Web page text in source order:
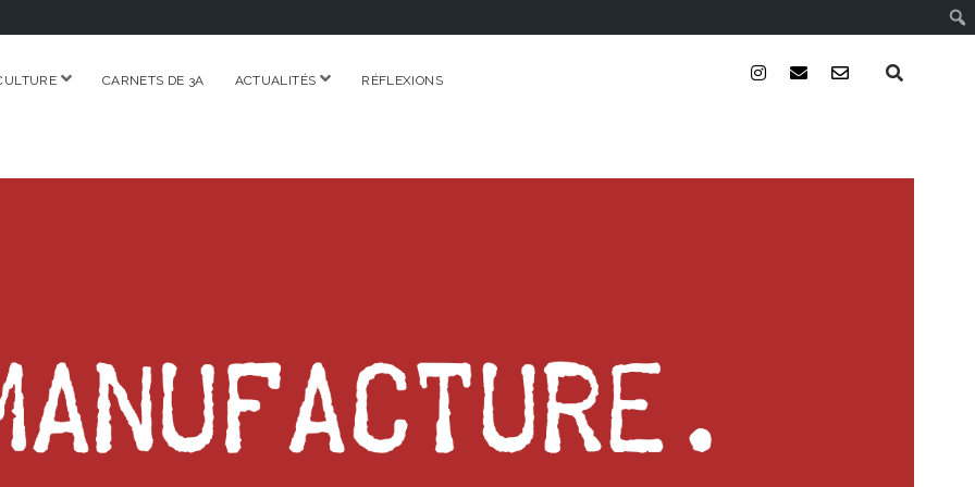
ouvrirCARNETS DE 3A ACTUALITÉS ouvrirRÉFLEXIONS instagram
emailemail-